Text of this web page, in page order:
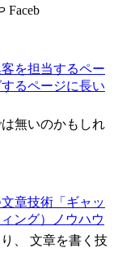
Faceb
を担当するペー
るページに長い
無いのかもしれ
章技術「ギャッ
ング）ノウハウ
、 文章を書く技